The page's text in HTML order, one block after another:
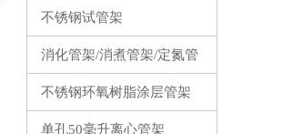
不锈钢试管架
消化管架/消煮管架/定氮管
架
不锈钢环氧树脂涂层管架
单孔50毫升离心管架